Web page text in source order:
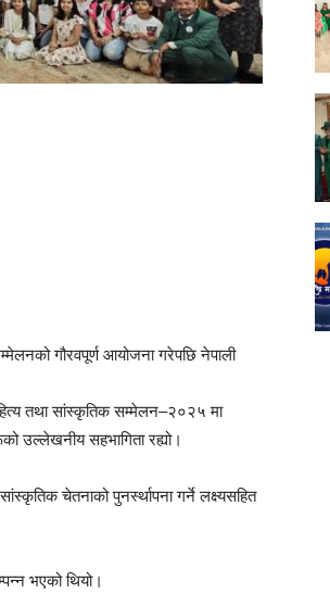
गौरवपूर्ण आयोजना गरेपछि नेपाली
तथा सांस्कृतिक सम्मेलन–२०२५ मा
उल्लेखनीय सहभागिता रह्यो।
चेतनाको पुनर्स्थापना गर्ने लक्ष्यसहित
भएको थियो।